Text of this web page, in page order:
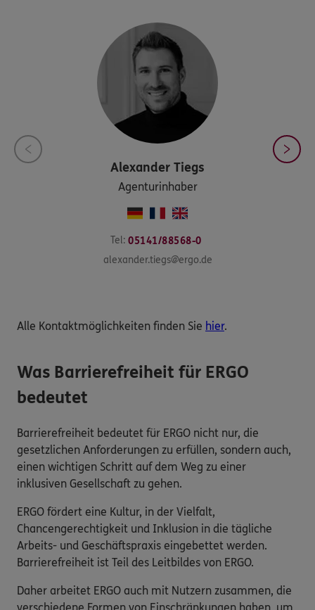
Alexander Tiegs
Agenturinhaber
Tel: 05141/88568-0
alexander.tiegs@ergo.de
Alle Kontaktmöglichkeiten finden Sie hier.
Was Barrierefreiheit für ERGO
bedeutet
Barrierefreiheit bedeutet für ERGO nicht nur, die
gesetzlichen Anforderungen zu erfüllen, sondern auch,
einen wichtigen Schritt auf dem Weg zu einer
inklusiven Gesellschaft zu gehen.
ERGO fördert eine Kultur, in der Vielfalt,
Chancengerechtigkeit und Inklusion in die tägliche
Arbeits- und Geschäftspraxis eingebettet werden.
Barrierefreiheit ist Teil des Leitbildes von ERGO.
Daher arbeitet ERGO auch mit Nutzern zusammen, die